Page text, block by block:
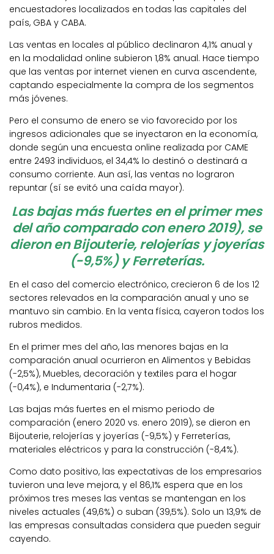
encuestadores localizados en todas las capitales del
país, GBA y CABA.
Las ventas en locales al público declinaron 4,1% anual y
en la modalidad online subieron 1,8% anual. Hace tiempo
que las ventas por internet vienen en curva ascendente,
captando especialmente la compra de los segmentos
más jóvenes.
Pero el consumo de enero se vio favorecido por los
ingresos adicionales que se inyectaron en la economía,
donde según una encuesta online realizada por CAME
entre 2493 individuos, el 34,4% lo destinó o destinará a
consumo corriente. Aun así, las ventas no lograron
repuntar (sí se evitó una caída mayor).
Las bajas más fuertes en el primer mes
del año comparado con enero 2019), se
dieron en Bijouterie, relojerías y joyerías
(-9,5%) y Ferreterías.
En el caso del comercio electrónico, crecieron 6 de los 12
sectores relevados en la comparación anual y uno se
mantuvo sin cambio. En la venta física, cayeron todos los
rubros medidos.
En el primer mes del año, las menores bajas en la
comparación anual ocurrieron en Alimentos y Bebidas
(-2,5%), Muebles, decoración y textiles para el hogar
(-0,4%), e Indumentaria (-2,7%).
Las bajas más fuertes en el mismo periodo de
comparación (enero 2020 vs. enero 2019), se dieron en
Bijouterie, relojerías y joyerías (-9,5%) y Ferreterías,
materiales eléctricos y para la construcción (-8,4%).
Como dato positivo, las expectativas de los empresarios
tuvieron una leve mejora, y el 86,1% espera que en los
próximos tres meses las ventas se mantengan en los
niveles actuales (49,6%) o suban (39,5%). Solo un 13,9% de
las empresas consultadas considera que pueden seguir
cayendo.